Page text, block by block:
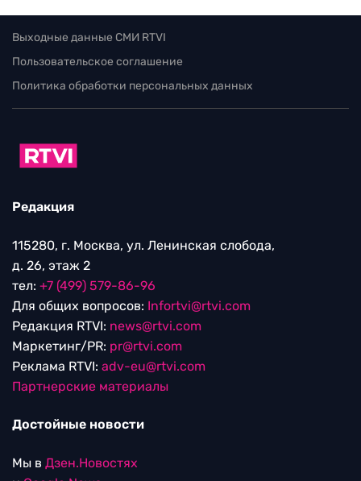
Выходные данные СМИ RTVI
Пользовательское соглашение
Политика обработки персональных данных
Редакция
115280, г. Москва, ул. Ленинская слобода,
д. 26, этаж 2
тел: +7 (499) 579-86-96
Для общих вопросов: Infortvi@rtvi.com
Редакция RTVI: news@rtvi.com
Маркетинг/PR: pr@rtvi.com
Реклама RTVI: adv-eu@rtvi.com
Партнерские материалы
Достойные новости
Мы в Дзен.Новостях